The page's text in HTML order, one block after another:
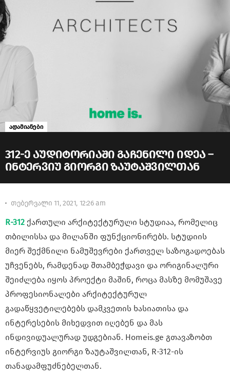
ადამიანები
312-ე აუდიტორიაში გაჩენილი იდეა –
ინტერვიუ გიორგი ზაუტაშვილთან
თებერვალი 11, 2021, 12:26 am
R-312 ქართული არქიტექტურული სტუდიაა, რომელიც
თბილისსა და მილანში ფუნქციონირებს. სტუდიის
მიერ შექმნილი ნამუშევრები ქართველ საზოგადოებას
უჩვენებს, რამდენად შთამბეჭდავი და ორიგინალური
შეიძლება იყოს პროექტი მაშინ, როცა მასზე მომუშავე
პროფესიონალები არქიტექტურულ
გადაწყვეტილებებს დამკვეთის ხასიათისა და
ინტერესების მიხედვით იღებენ და მას
ინდივიდუალურად უდგებიან. Homeis.ge გთავაზობთ
ინტერვიუს გიორგი ზაუტაშვილთან, R-312-ის
თანადამფუძნებელთან.